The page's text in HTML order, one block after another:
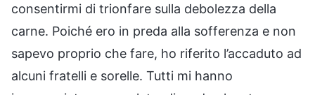
consentirmi di trionfare sulla debolezza della
carne. Poiché ero in preda alla sofferenza e non
sapevo proprio che fare, ho riferito l’accaduto ad
alcuni fratelli e sorelle. Tutti mi hanno